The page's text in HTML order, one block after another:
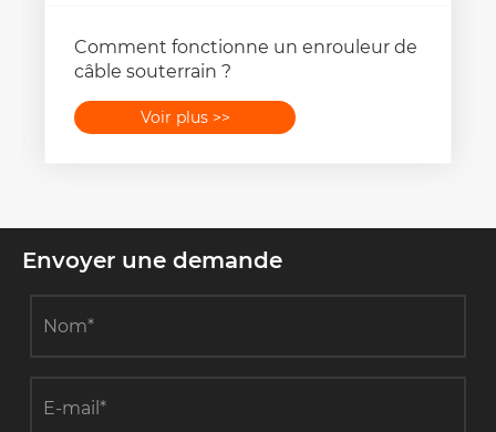
Comment fonctionne un enrouleur de
câble souterrain ?
Voir plus >>
Envoyer une demande